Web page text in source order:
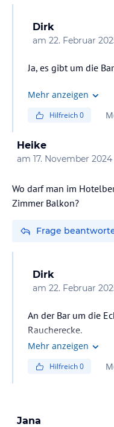
Dirk
am 22. Februar
Ja, es gibt um die
Mehr anzeigen
Hilfreich0
Heike
am 17. November 2024
Wo darf man im
Zimmer Balkon?
Frage
Dirk
am 22. Februar
An der Bar um die
Raucherecke.
Mehr anzeigen
Hilfreich0
Jana